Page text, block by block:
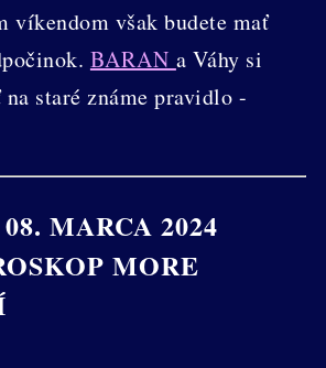
víkendom však budete mať
BARAN a Váhy si
staré známe pravidlo -
MARCA 2024
MORE